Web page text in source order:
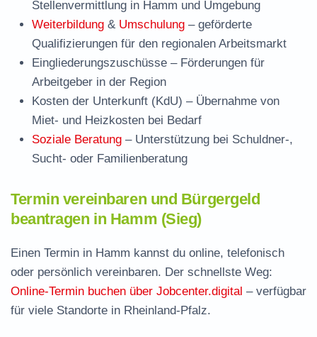
Stellenvermittlung in Hamm und Umgebung
Weiterbildung & Umschulung – geförderte
Qualifizierungen für den regionalen Arbeitsmarkt
Eingliederungszuschüsse – Förderungen für
Arbeitgeber in der Region
Kosten der Unterkunft (KdU) – Übernahme von
Miet- und Heizkosten bei Bedarf
Soziale Beratung – Unterstützung bei Schuldner-,
Sucht- oder Familienberatung
Termin vereinbaren und Bürgergeld
beantragen in Hamm (Sieg)
Einen Termin in Hamm kannst du online, telefonisch
oder persönlich vereinbaren. Der schnellste Weg:
Online-Termin buchen über Jobcenter.digital – verfügbar
für viele Standorte in Rheinland-Pfalz.